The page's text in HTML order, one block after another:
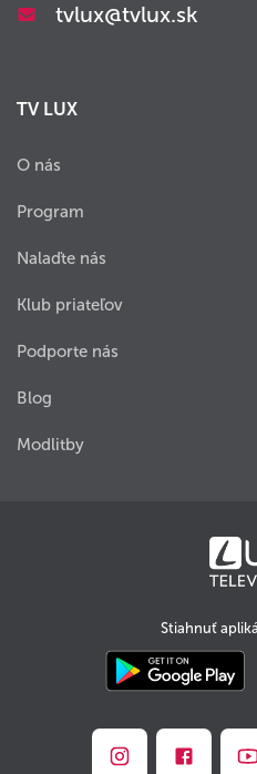
tvlux@tvlux.sk
TV LUX
O nás
Program
Nalaďte nás
Klub priateľov
Podporte nás
Blog
Modlitby
Stiahnuť